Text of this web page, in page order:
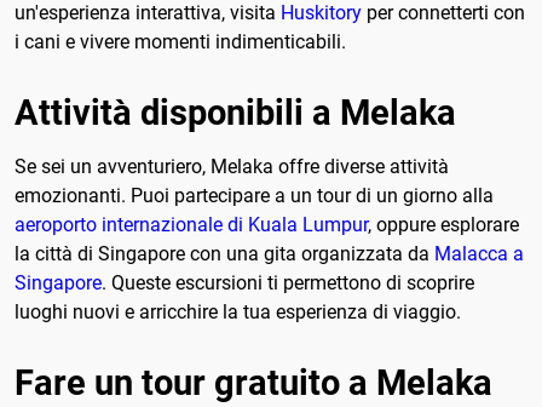
un'esperienza interattiva, visita Huskitory per connetterti con
i cani e vivere momenti indimenticabili.
Attività disponibili a Melaka
Se sei un avventuriero, Melaka offre diverse attività
emozionanti. Puoi partecipare a un tour di un giorno alla
aeroporto internazionale di Kuala Lumpur, oppure esplorare
la città di Singapore con una gita organizzata da Malacca a
Singapore. Queste escursioni ti permettono di scoprire
luoghi nuovi e arricchire la tua esperienza di viaggio.
Fare un tour gratuito a Melaka